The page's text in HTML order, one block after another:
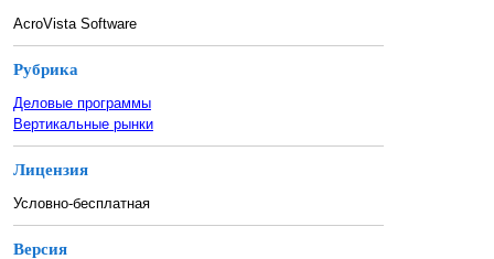
AcroVista Software
Рубрика
Деловые программы
Вертикальные рынки
Лицензия
Условно-бесплатная
Версия